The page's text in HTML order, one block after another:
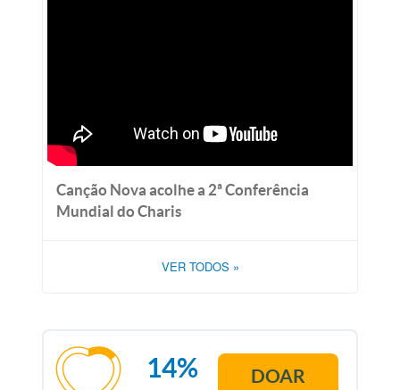
Canção Nova acolhe a 2ª Conferência
Mundial do Charis
VER TODOS »
14% DOAR